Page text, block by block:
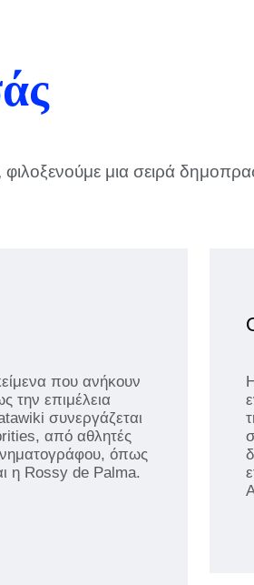
μια σειρά
που ανήκουν
την επιμέλεια
συνεργάζεται
από αθλητές
όπως
η Rossy de Palma.